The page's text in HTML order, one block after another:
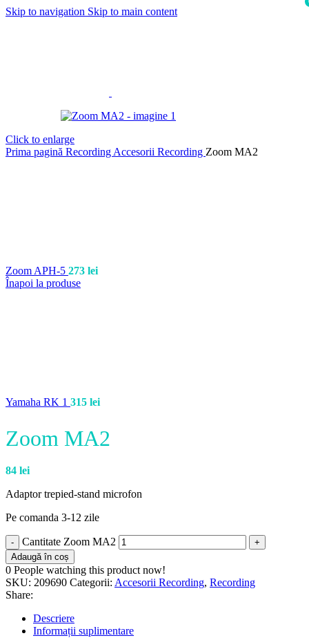
Skip to navigation Skip to main content
Click to enlarge
Prima pagină Recording Accesorii Recording Zoom MA2
Zoom APH-5 273 lei
Înapoi la produse
Yamaha RK 1 315 lei
Zoom MA2
84 lei
Adaptor trepied-stand microfon
Pe comanda 3-12 zile
Cantitate Zoom MA2
Adaugă în coș
0 People watching this product now!
SKU: 209690 Categorii: Accesorii Recording, Recording
Share:
Descriere
Informații suplimentare